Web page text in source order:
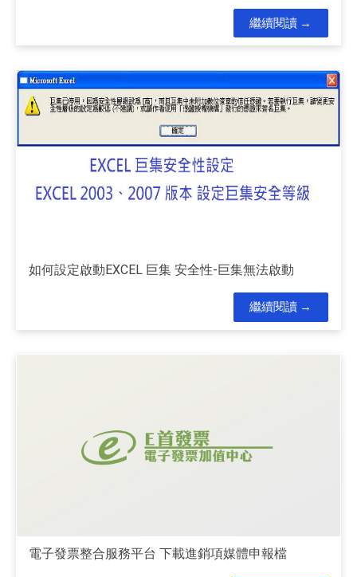
繼續閱讀
如何設定啟動EXCEL 巨集 安全性-巨集無法啟動
繼續閱讀
電子發票整合服務平台 下載進銷項媒體申報檔